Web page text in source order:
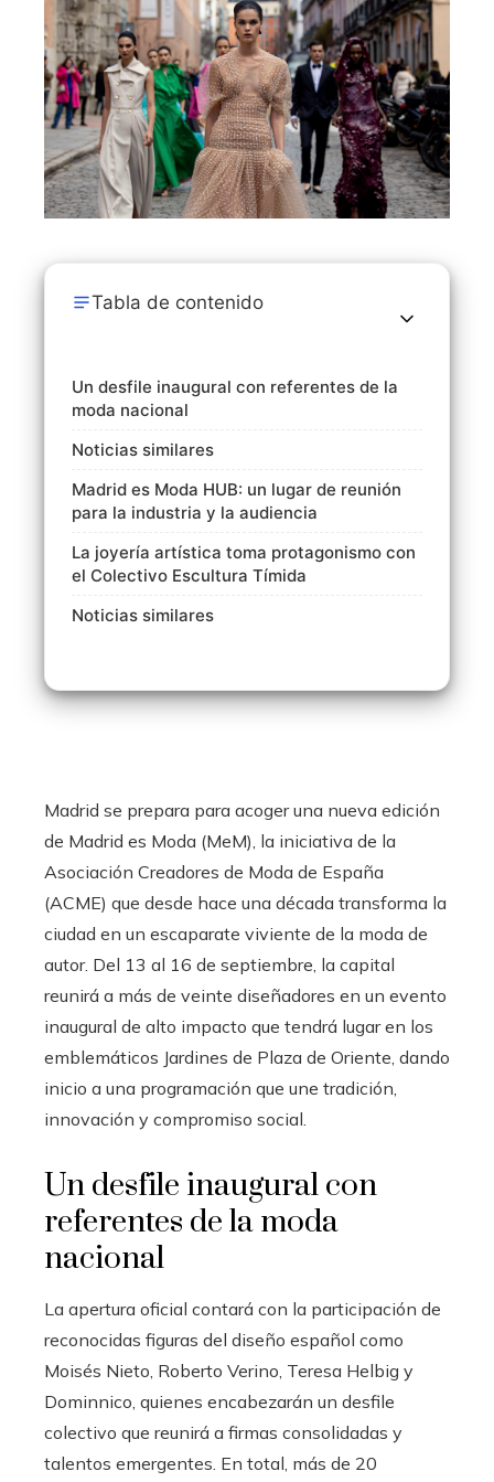
Tabla de contenido
Un desfile inaugural con referentes de la
moda nacional
Noticias similares
Madrid es Moda HUB: un lugar de reunión
para la industria y la audiencia
La joyería artística toma protagonismo con
el Colectivo Escultura Tímida
Noticias similares
Madrid se prepara para acoger una nueva edición
de Madrid es Moda (MeM), la iniciativa de la
Asociación Creadores de Moda de España
(ACME) que desde hace una década transforma la
ciudad en un escaparate viviente de la moda de
autor. Del 13 al 16 de septiembre, la capital
reunirá a más de veinte diseñadores en un evento
inaugural de alto impacto que tendrá lugar en los
emblemáticos Jardines de Plaza de Oriente, dando
inicio a una programación que une tradición,
innovación y compromiso social.
Un desfile inaugural con
referentes de la moda
nacional
La apertura oficial contará con la participación de
reconocidas figuras del diseño español como
Moisés Nieto, Roberto Verino, Teresa Helbig y
Dominnico, quienes encabezarán un desfile
colectivo que reunirá a firmas consolidadas y
talentos emergentes. En total, más de 20